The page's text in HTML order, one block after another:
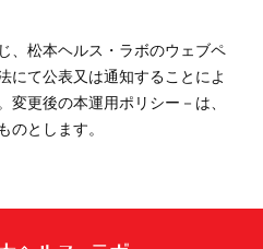
、松本ヘルス・ラボのウェブペ
にて公表又は通知することによ
変更後の本運用ポリシー－は、
のとします。